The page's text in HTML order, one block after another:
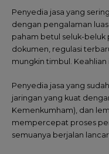
Penyedia jasa yang
dengan pengalaman
paham betul seluk-beluk
dokumen, regulasi
mungkin timbul. Keahlian
Penyedia jasa yang
jaringan yang kuat
Kemenkumham), dan
mempercepat proses
semuanya berjalan